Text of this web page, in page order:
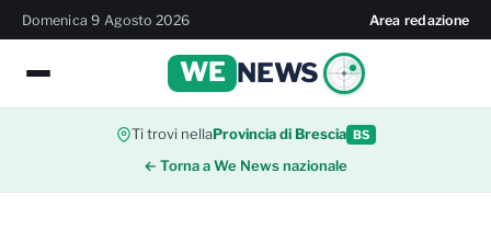
Domenica 9 Agosto 2026 Area redazione
WE NEWS
Ti trovi nellaProvincia di Brescia BS
← Torna a We News nazionale